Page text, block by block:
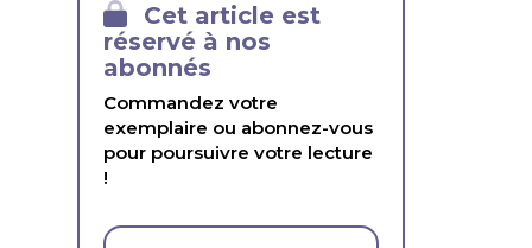
Cet article est
réservé à nos
abonnés
Commandez votre
exemplaire ou abonnez-vous
pour poursuivre votre lecture
!